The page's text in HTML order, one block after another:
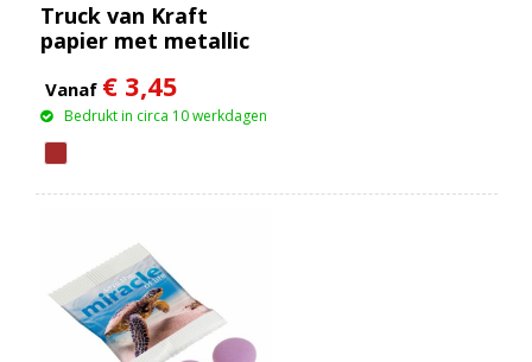
Truck van Kraft
papier met metallic
Vanaf € 3,45
Bedrukt in circa 10 werkdagen